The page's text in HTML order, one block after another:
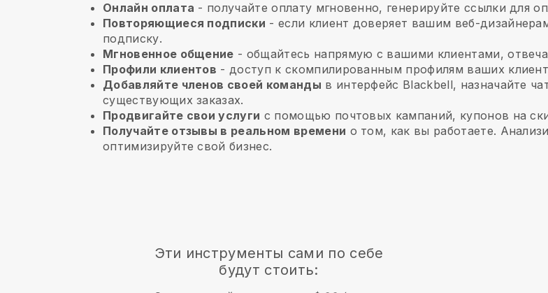
Онлайн оплата - получайте оплату мгновенно, генерируйте ссылки для
Повторяющиеся подписки -если клиент доверяет вашим веб-
подписку.
Мгновенное общение - общайтесь напрямую с вашими клиентами,
Профили клиентов - доступ к скомпилированным профилям ваших
Добавляйте членов своей команды в интерфейс Blackbell, назначайте
существующих заказах.
Продвигайте свои услуги с помощью почтовых кампаний, купонов на
Получайте отзывы в реальном времени о том, как вы работаете.
оптимизируйте свой бизнес.
Эти инструменты сами по себе
будут стоить: